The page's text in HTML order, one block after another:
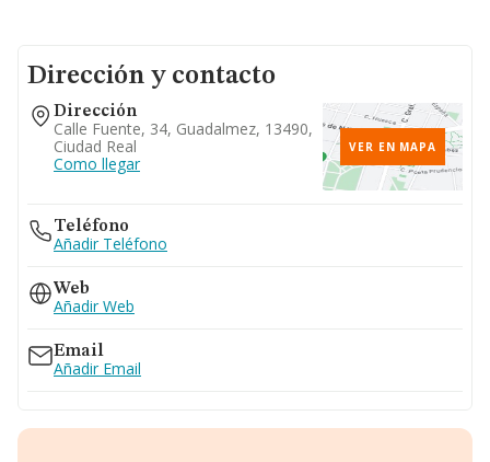
Dirección y contacto
Dirección
Calle Fuente, 34, Guadalmez, 13490,
Ciudad Real
Como llegar
VER EN MAPA
Teléfono
Añadir Teléfono
Web
Añadir Web
Email
Añadir Email